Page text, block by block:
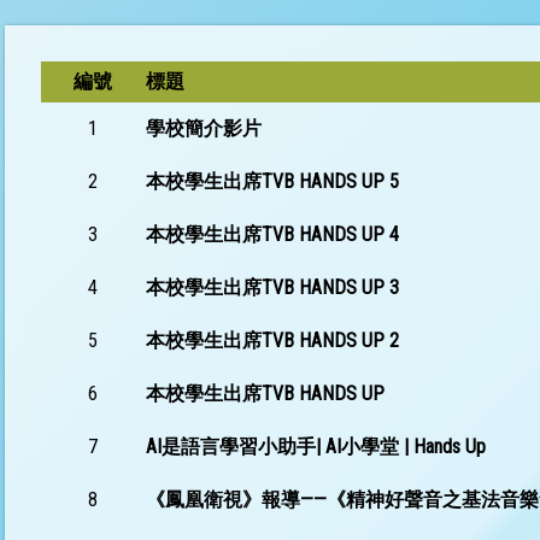
編號 標題
1 學校簡介影片
2 本校學生出席TVB HANDS UP 5
3 本校學生出席TVB HANDS UP 4
4 本校學生出席TVB HANDS UP 3
5 本校學生出席TVB HANDS UP 2
6 本校學生出席TVB HANDS UP
7 AI是語言學習小助手| AI小學堂 | Hands Up
8 《鳳凰衛視》報導——《精神好聲音之基法音